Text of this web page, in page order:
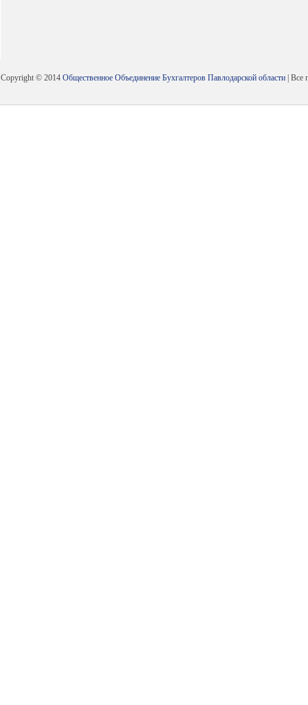
Copyright © 2014 Общественное Объединение Бухгалтеров Павлодарской области | Все